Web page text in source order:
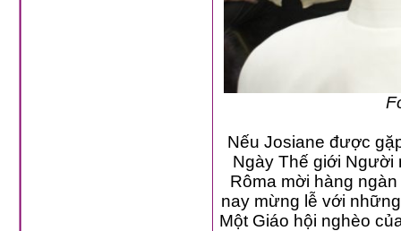
Nếu Josiane được gặp
Ngày Thế giới Người
Rôma mời hàng ngàn
nay mừng lễ với những
Một Giáo hội nghèo của người